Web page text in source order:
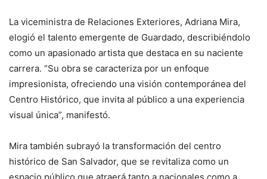
La viceministra de Relaciones Exteriores, Adriana Mira,
elogió el talento emergente de Guardado, describiéndolo
como un apasionado artista que destaca en su naciente
carrera. “Su obra se caracteriza por un enfoque
impresionista, ofreciendo una visión contemporánea del
Centro Histórico, que invita al público a una experiencia
visual única”, manifestó.
Mira también subrayó la transformación del centro
histórico de San Salvador, que se revitaliza como un